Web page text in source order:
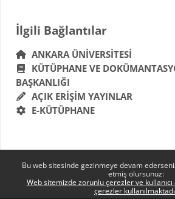
Bu web sitesinde gezinmeye devam
etmiş olursunuz:
Web sitemizde zorunlu çerezler ve
çerezler
Bloklar
İlgili Bağlantılar 'yı atla
İlgili Bağlantılar
ANKARA ÜNIVERSITESI
KÜTÜPHANE VE
BAŞKANLIĞI
AÇIK ERIŞIM YAYINLAR
E-KÜTÜPHANE